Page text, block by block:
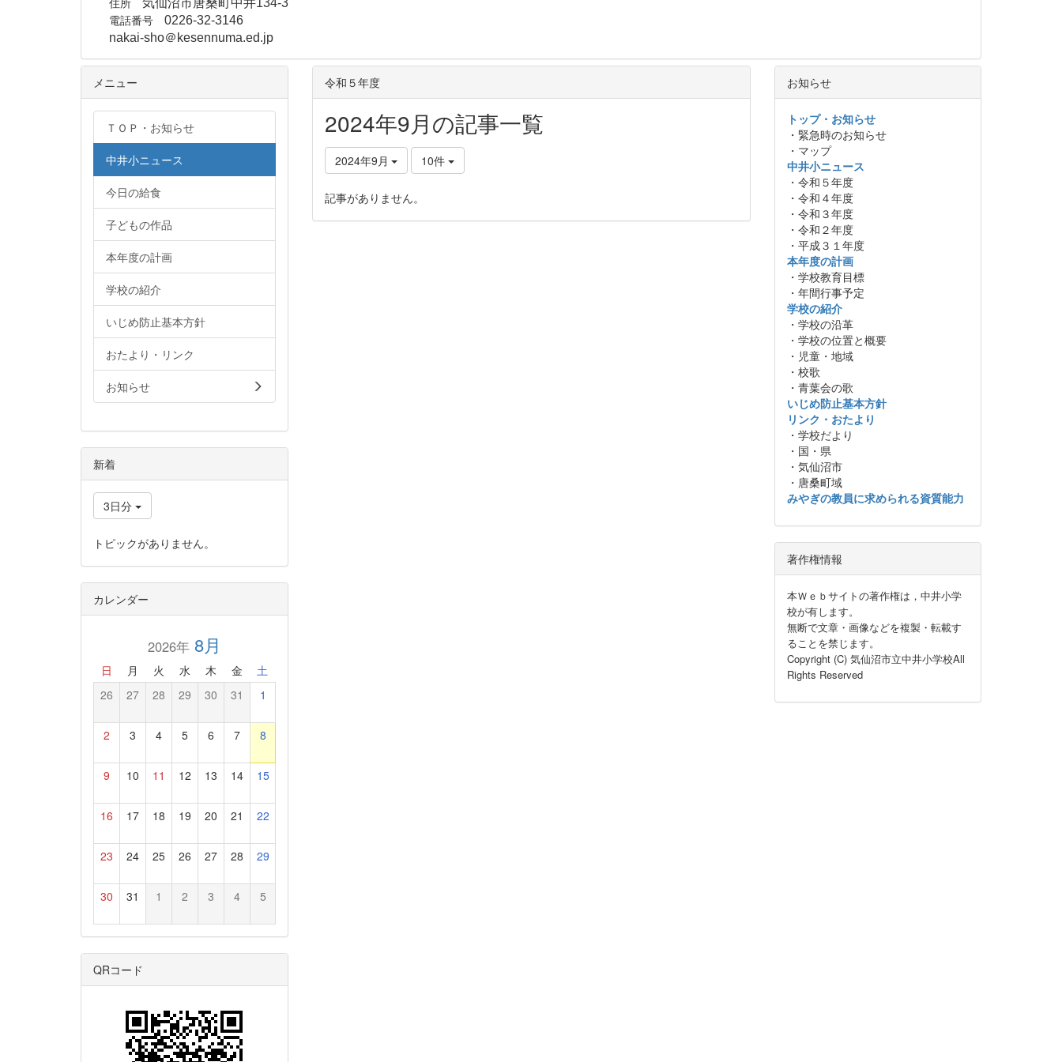
気仙沼市唐桑町中井134-3
電話番号 0226-32-3146
nakai-sho＠kesennuma.ed.jp
令和５年度
2024年9月の記事一覧
2024年9月 10件
記事がありません。
メニュー
ＴＯＰ・お知らせ
中井小ニュース
今日の給食
子どもの作品
本年度の計画
学校の紹介
いじめ防止基本方針
おたより・リンク
お知らせ
新着
3日分
トピックがありません。
カレンダー
2026年8月
日 月 火 水 木 金 土
26 27 28 29 30 31 1
2 3 4 5 6 7 8
9 10 11 12 13 14 15
16 17 18 19 20 21 22
23 24 25 26 27 28 29
30 31 1 2 3 4 5
QRコード
お知らせ
トップ・お知らせ
・緊急時のお知らせ
・マップ
中井小ニュース
・令和５年度
・令和４年度
・令和３年度
・令和２年度
・平成３１年度
本年度の計画
・学校教育目標
・年間行事予定
学校の紹介
・学校の沿革
・学校の位置と概要
・児童・地域
・校歌
・青葉会の歌
いじめ防止基本方針
リンク・おたより
・学校だより
・国・県
・気仙沼市
・唐桑町域
みやぎの教員に求められる資質能力
著作権情報
本Ｗｅｂサイトの著作権は，中井小学
校が有します。
無断で文章・画像などを複製・転載す
ることを禁じます。
Copyright (C) 気仙沼市立中井小学校All
Rights Reserved